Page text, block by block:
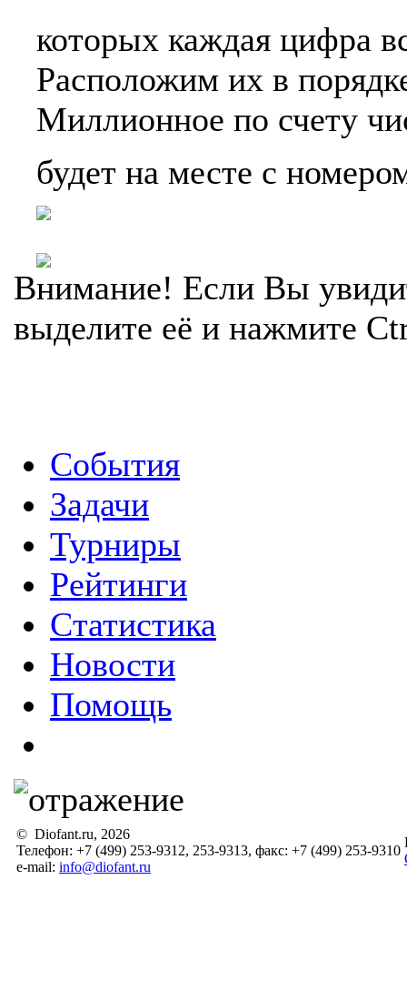
которых каждая цифра
Расположим их в
Миллионное по счету
будет на месте с
Внимание! Если Вы
выделите её и нажмите
События
Задачи
Турниры
Рейтинги
Статистика
Новости
Помощь
© Diofant.ru, 2026
Телефон: +7 (499) 253-9312, 253-9313, факс: +7 (499) 253-9310
e-mail: info@diofant.ru